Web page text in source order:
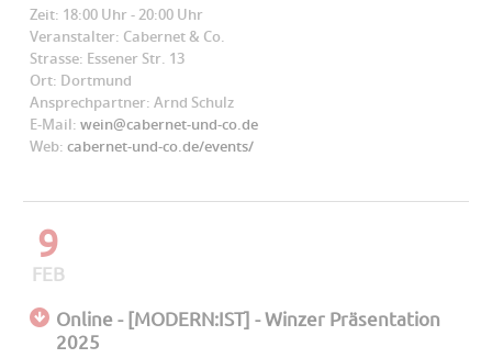
Zeit: 18:00 Uhr - 20:00 Uhr
Veranstalter: Cabernet & Co.
Strasse: Essener Str. 13
Ort: Dortmund
Ansprechpartner: Arnd Schulz
E-Mail: wein@cabernet-und-co.de
Web: cabernet-und-co.de/events/
9
FEB
Online - [MODERN:IST] - Winzer Präsentation
2025